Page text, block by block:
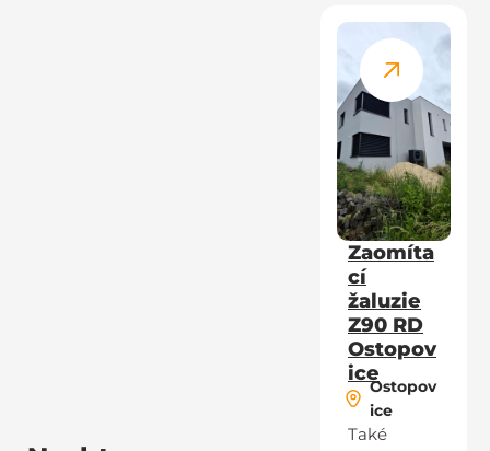
Zaomíta
cí
žaluzie
Z90 RD
Ostopov
ice
Ostopov
ice
Také